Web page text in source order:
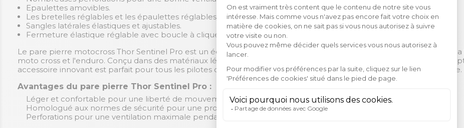
Epaulettes amovibles.
Les bretelles réglables et les épaulettes réglables/amovibles permettent au pilote un ajustement personnalisé.
Sangles latérales élastiques et ajustables.
Fermeture élastique réglable avec boucle à cliquet.
Le pare pierre motocross Thor Sentinel Pro est un équipement de protection homologué aux normes exigées par
moto cross et l'enduro. Conçu dans des matériaux légers et ventilé grâce à ses perforations, il offre une protection
accessoire innovant est parfait pour tous les pilotes de motocross, offrant une protection essentielle en cas de chute.
Avantages du pare pierre Thor Sentinel Pro :
Léger et confortable pour une liberté de mouvement optimale.
Homologué aux normes de sécurité pour une protection fiable.
Perforations pour une ventilation maximale pendant l'effort.